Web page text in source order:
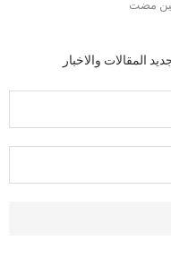
مضت
المقالات والاخبار